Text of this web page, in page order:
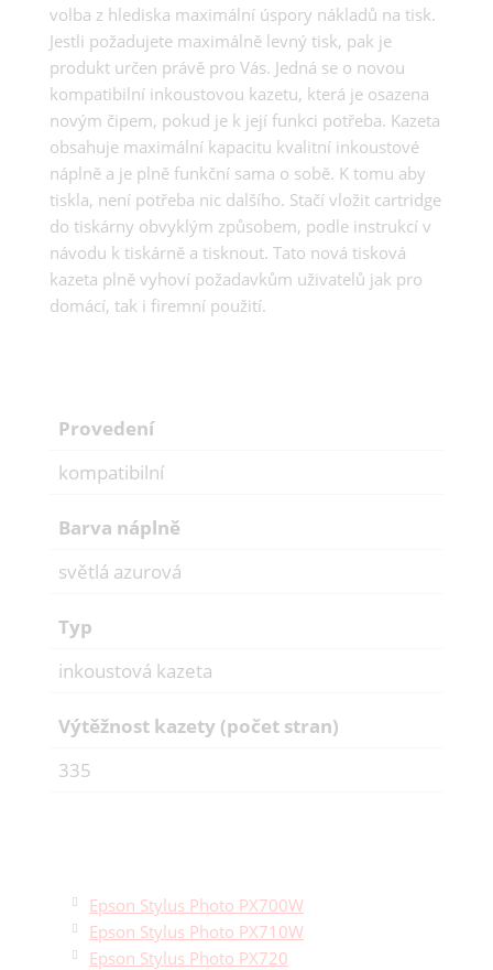
volba z hlediska maximální úspory nákladů na tisk.
Jestli požadujete maximálně levný tisk, pak je
produkt určen právě pro Vás. Jedná se o novou
kompatibilní inkoustovou kazetu, která je osazena
novým čipem, pokud je k její funkci potřeba. Kazeta
obsahuje maximální kapacitu kvalitní inkoustové
náplně a je plně funkční sama o sobě. K tomu aby
tiskla, není potřeba nic dalšího. Stačí vložit cartridge
do tiskárny obvyklým způsobem, podle instrukcí v
návodu k tiskárně a tisknout. Tato nová tisková
kazeta plně vyhoví požadavkům uživatelů jak pro
domácí, tak i firemní použití.
Provedení
kompatibilní
Barva náplně
světlá azurová
Typ
inkoustová kazeta
Výtěžnost kazety (počet stran)
335
Epson Stylus Photo PX700W
Epson Stylus Photo PX710W
Epson Stylus Photo PX720